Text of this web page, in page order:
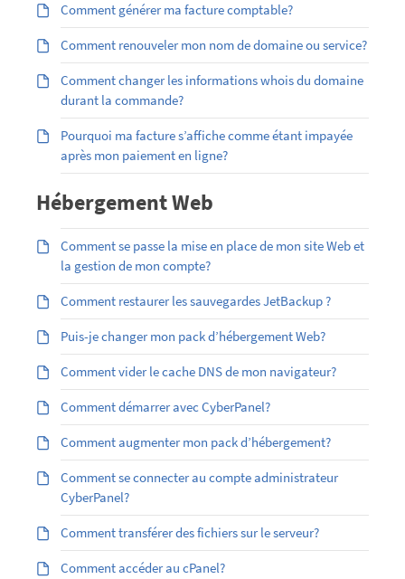
Comment générer ma facture comptable?
Comment renouveler mon nom de domaine ou service?
Comment changer les informations whois du domaine
durant la commande?
Pourquoi ma facture s’affiche comme étant impayée
après mon paiement en ligne?
Hébergement Web
Comment se passe la mise en place de mon site Web et
la gestion de mon compte?
Comment restaurer les sauvegardes JetBackup ?
Puis-je changer mon pack d’hébergement Web?
Comment vider le cache DNS de mon navigateur?
Comment démarrer avec CyberPanel?
Comment augmenter mon pack d’hébergement?
Comment se connecter au compte administrateur
CyberPanel?
Comment transférer des fichiers sur le serveur?
Comment accéder au cPanel?